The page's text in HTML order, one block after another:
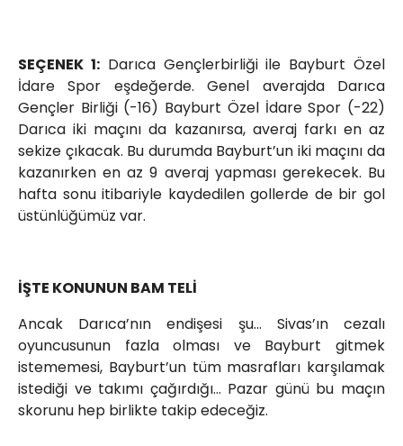
SEÇENEK 1:Darıca Gençlerbirliği ile Bayburt Özel
İdare Spor eşdeğerde. Genel averajda Darıca
Gençler Birliği (-16) Bayburt Özel İdare Spor (-22)
Darıca iki maçını da kazanırsa, averaj farkı en az
sekize çıkacak. Bu durumda Bayburt’un iki maçını da
kazanırken en az 9 averaj yapması gerekecek. Bu
hafta sonu itibariyle kaydedilen gollerde de bir gol
üstünlüğümüz var.
İŞTE KONUNUN BAM TELİ
Ancak Darıca’nın endişesi şu… Sivas’ın cezalı
oyuncusunun fazla olması ve Bayburt gitmek
istememesi, Bayburt’un tüm masrafları karşılamak
istediği ve takımı çağırdığı… Pazar günü bu maçın
skorunu hep birlikte takip edeceğiz.